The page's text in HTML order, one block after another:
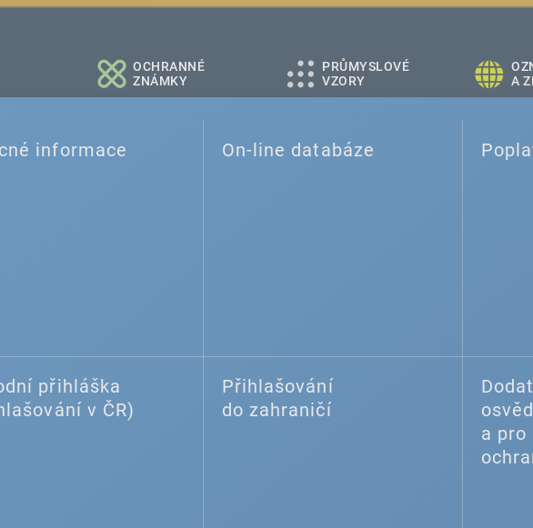
OCHRANNÉ
ZNÁMKY
PRŮMYSLOVÉ
VZORY
A
informace On-line databáze
přihláška
v ČR)
Přihlašování
do zahraničí
a pro